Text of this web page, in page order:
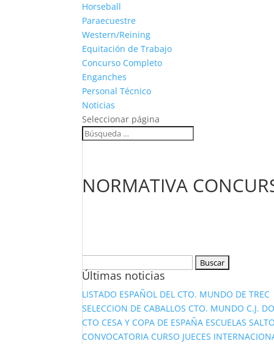
Horseball
Paraecuestre
Western/Reining
Equitación de Trabajo
Concurso Completo
Enganches
Personal Técnico
Noticias
Seleccionar página
NORMATIVA
Últimas noticias
LISTADO ESPAÑOL DEL CTO. MUNDO DE TREC
SELECCION DE CABALLOS CTO. MUNDO C.J.
CTO CESA Y COPA DE ESPAÑA ESCUELAS
CONVOCATORIA CURSO JUECES